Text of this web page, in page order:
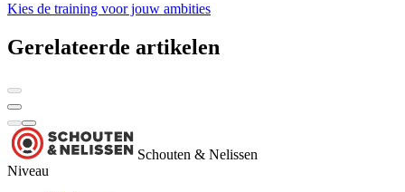
Kies de training voor jouw ambities
Gerelateerde artikelen
Schouten & Nelissen
Niveau